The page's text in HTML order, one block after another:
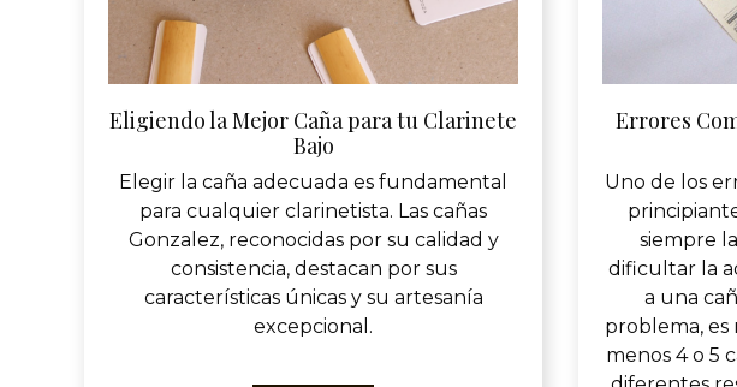
Eligiendo la Mejor Caña para tu Clarinete
Bajo
Elegir la caña adecuada es fundamental
para cualquier clarinetista. Las cañas
Gonzalez, reconocidas por su calidad y
consistencia, destacan por sus
características únicas y su artesanía
excepcional.
Errores
Uno de los
siempre
dificultar la
a una
problema,
menos 4 o 5